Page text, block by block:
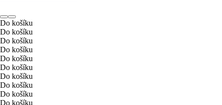
Do košíku
Do košíku
Do košíku
Do košíku
Do košíku
Do košíku
Do košíku
Do košíku
Do košíku
Do košíku